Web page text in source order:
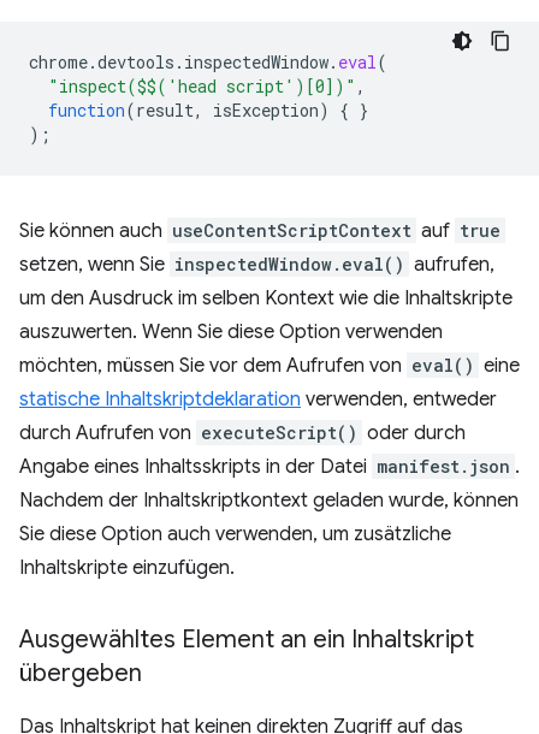
chrome.devtools . inspectedWindow. eval(
"inspect($$('head script')[0])" ,
function(result, isException) { }
);
Sie können auch useContentScriptContext auf true
setzen, wenn Sie inspectedWindow.eval() aufrufen,
um den Ausdruck im selben Kontext wie die Inhaltskripte
auszuwerten. Wenn Sie diese Option verwenden
möchten, müssen Sie vor dem Aufrufen von eval() eine
statische Inhaltskriptdeklaration verwenden, entweder
durch Aufrufen von executeScript() oder durch
Angabe eines Inhaltsskripts in der Datei manifest.json .
Nachdem der Inhaltskriptkontext geladen wurde, können
Sie diese Option auch verwenden, um zusätzliche
Inhaltskripte einzufügen.
Ausgewähltes Element an ein Inhaltskript
übergeben
Das Inhaltskript hat keinen direkten Zugriff auf das